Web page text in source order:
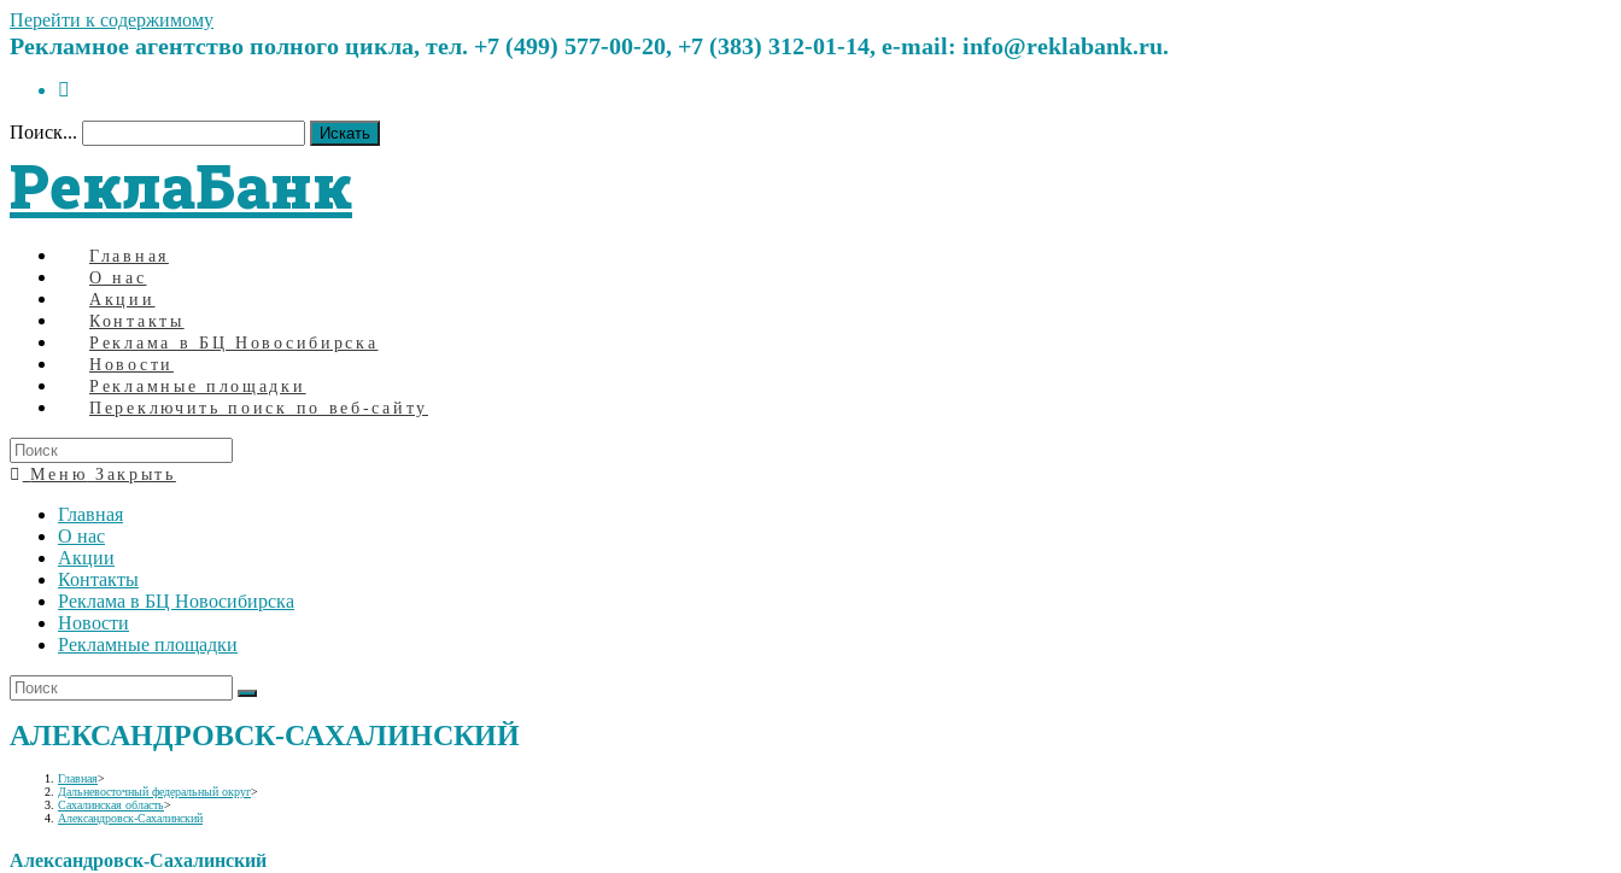
Перейти к содержимому
Рекламное агентство полного цикла, тел. +7 (499) 577-00-20, +7 (383) 312-01-14, e-mail: info@reklabank.ru.
Поиск... Искать
РеклаБанк
Главная
О нас
Акции
Контакты
Реклама в БЦ Новосибирска
Новости
Рекламные площадки
Переключить поиск по веб-сайту
Меню Закрыть
Главная
О нас
Акции
Контакты
Реклама в БЦ Новосибирска
Новости
Рекламные площадки
АЛЕКСАНДРОВСК-САХАЛИНСКИЙ
Главная>
Дальневосточный федеральный округ>
Сахалинская область>
Александровск-Сахалинский
Александровск-Сахалинский